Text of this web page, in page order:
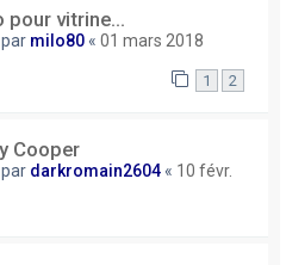
pour vitrine...
milo80 « 01 mars 2018
1 2
Cooper
darkromain2604 « 10 févr.